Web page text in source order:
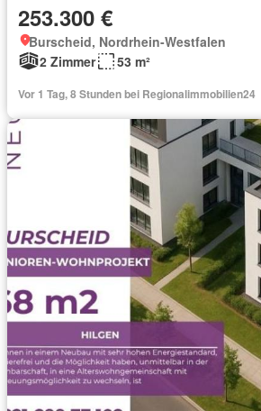
253.300 €
Burscheid, Nordrhein-Westfalen
2 Zimmer
53 m²
Vor 1 Tag, 8 Stunden bei Regionalimmobilien24